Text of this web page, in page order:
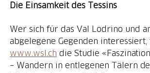
Die Einsamkeit des Tessins
Wer sich für das Val Lodrino und
abgelegene Gegenden
www.wsl.ch die Studie
– Wandern in entlegenen Tälern